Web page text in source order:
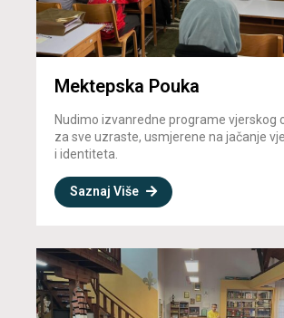
Mektepska Pouka
Nudimo izvanredne programe vjerskog
za sve uzraste, usmjerene na jačanje
i identiteta.
Saznaj Više